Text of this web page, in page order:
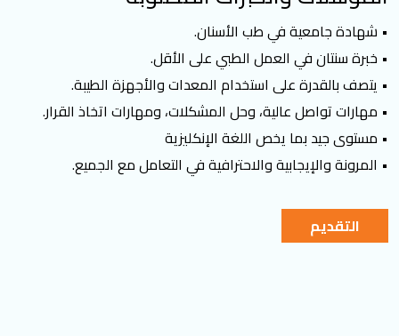
• شهادة جامعية في طب الأسنان.
• خبرة سنتان في العمل الطبي على الأقل.
• يتصف بالقدرة على استخدام المعدات والأجهزة الطيبة.
• مهارات تواصل عالية، وحل المشكلات، ومهارات اتخاذ القرار.
• مستوى جيد بما يخص اللغة الإنكليزية
• المرونة والإيجابية والاحترافية في التعامل مع الجميع.
التقديم